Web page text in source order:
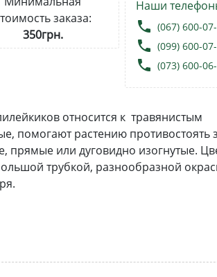
заказа:
350грн.
Наши
local_phone (067) 600-
local_phone (099) 600-
local_phone (073) 600-
относится к травянистым
помогают растению противостоять
или дуговидно изогнутые.
трубкой, разнообразной